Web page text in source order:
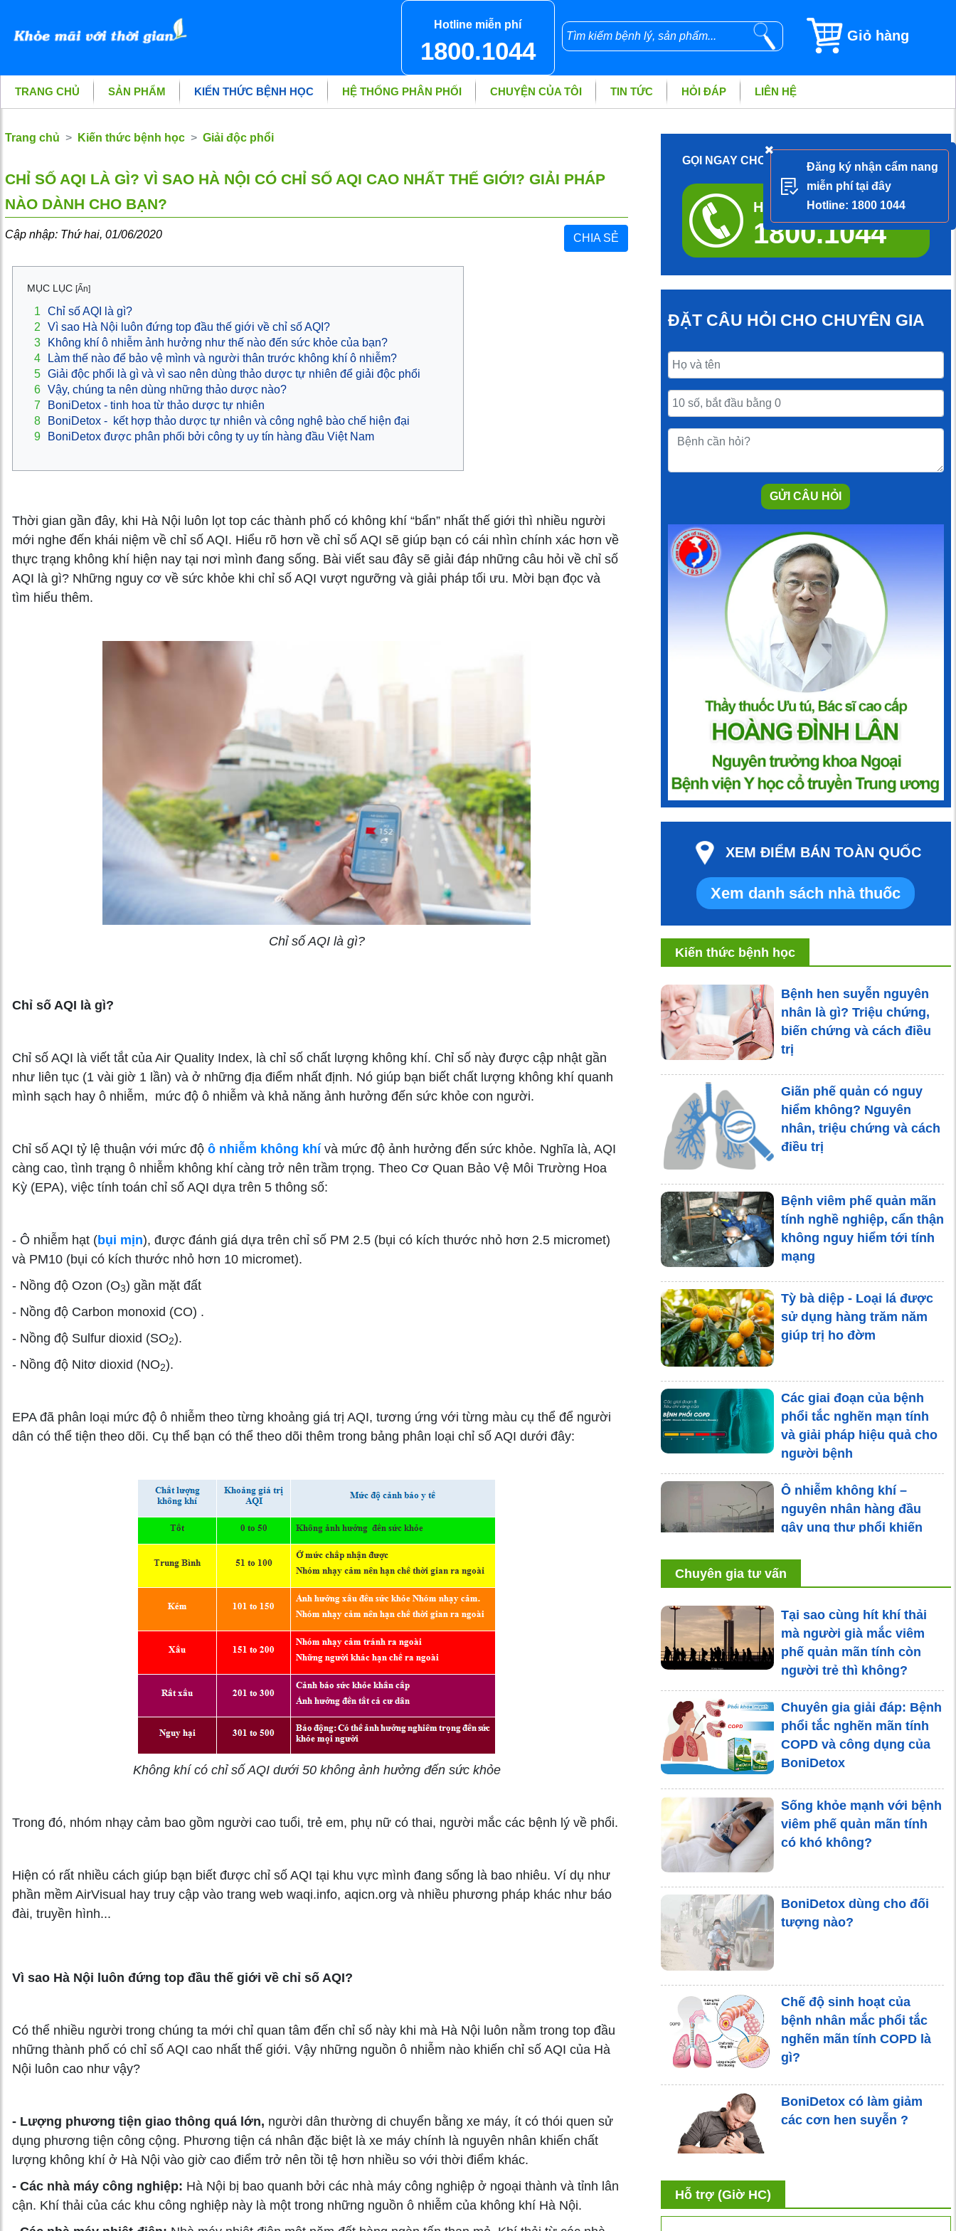
Hotline miễn phí
1800.1044
Giỏ hàng
TRANG CHỦ SẢN PHẨM KIẾN THỨC BỆNH HỌC HỆ THỐNG PHÂN PHỐI CHUYỆN CỦA TÔI TIN TỨC HỎI ĐÁP LIÊN HỆ
Trang chủ Kiến thức bệnh học Giải độc phổi
CHỈ SỐ AQI LÀ GÌ? VÌ SAO HÀ NỘI CÓ CHỈ SỐ AQI CAO NHẤT THẾ GIỚI? GIẢI PHÁP
NÀO DÀNH CHO BẠN?
Cập nhập: Thứ hai, 01/06/2020 CHIA SẺ
MỤC LỤC [Ẩn]
1
Chỉ số AQI là gì?
2
Vì sao Hà Nội luôn đứng top đầu thế giới về chỉ số AQI?
3
Không khí ô nhiễm ảnh hưởng như thế nào đến sức khỏe của bạn?
4
Làm thế nào để bảo vệ mình và người thân trước không khí ô nhiễm?
5 Giải độc phổi là gì và vì sao nên dùng thảo dược tự nhiên để giải độc phổi
6 Vậy, chúng ta nên dùng những thảo dược nào?
7
BoniDetox - tinh hoa từ thảo dược tự nhiên
8
BoniDetox - kết hợp thảo dược tự nhiên và công nghệ bào chế hiện đại
9
BoniDetox được phân phối bởi công ty uy tín hàng đầu Việt Nam
Thời gian gần đây, khi Hà Nội luôn lọt top các thành phố có không khí “bẩn” nhất thế giới thì nhiều người
mới nghe đến khái niệm về chỉ số AQI. Hiểu rõ hơn về chỉ số AQI sẽ giúp bạn có cái nhìn chính xác hơn về
thực trạng không khí hiện nay tại nơi mình đang sống. Bài viết sau đây sẽ giải đáp những câu hỏi về chỉ số
AQI là gì? Những nguy cơ về sức khỏe khi chỉ số AQI vượt ngưỡng và giải pháp tối ưu. Mời bạn đọc và
tìm hiểu thêm.
Chỉ số AQI là gì?
Chỉ số AQI là gì?
Chỉ số AQI là viết tắt của Air Quality Index, là chỉ số chất lượng không khí. Chỉ số này được cập nhật gần
như liên tục (1 vài giờ 1 lần) và ở những địa điểm nhất định. Nó giúp bạn biết chất lượng không khí quanh
mình sạch hay ô nhiễm, mức độ ô nhiễm và khả năng ảnh hưởng đến sức khỏe con người.
Chỉ số AQI tỷ lệ thuận với mức độ ô nhiễm không khívà mức độ ảnh hưởng đến sức khỏe. Nghĩa là, AQI
càng cao, tình trạng ô nhiễm không khí càng trở nên trầm trọng. Theo Cơ Quan Bảo Vệ Môi Trường Hoa
Kỳ (EPA), việc tính toán chỉ số AQI dựa trên 5 thông số:
- Ô nhiễm hạt (bụi mịn), được đánh giá dựa trên chỉ số PM 2.5 (bụi có kích thước nhỏ hơn 2.5 micromet)
và PM10 (bụi có kích thước nhỏ hơn 10 micromet).
- Nồng độ Ozon (O3) gần mặt đất
- Nồng độ Carbon monoxid (CO) .
- Nồng độ Sulfur dioxid (SO2).
- Nồng độ Nitơ dioxid (NO2).
EPA đã phân loại mức độ ô nhiễm theo từng khoảng giá trị AQI, tương ứng với từng màu cụ thể để người
dân có thể tiện theo dõi. Cụ thể bạn có thể theo dõi thêm trong bảng phân loại chỉ số AQI dưới đây:
Không khí có chỉ số AQI dưới 50 không ảnh hưởng đến sức khỏe
Trong đó, nhóm nhạy cảm bao gồm người cao tuổi, trẻ em, phụ nữ có thai, người mắc các bệnh lý về phổi.
Hiện có rất nhiều cách giúp bạn biết được chỉ số AQI tại khu vực mình đang sống là bao nhiêu. Ví dụ như
phần mềm AirVisual hay truy cập vào trang web waqi.info, aqicn.org và nhiều phương pháp khác như báo
đài, truyền hình...
Vì sao Hà Nội luôn đứng top đầu thế giới về chỉ số AQI?
Có thể nhiều người trong chúng ta mới chỉ quan tâm đến chỉ số này khi mà Hà Nội luôn nằm trong top đầu
những thành phố có chỉ số AQI cao nhất thế giới. Vậy những nguồn ô nhiễm nào khiến chỉ số AQI của Hà
Nội luôn cao như vậy?
- Lượng phương tiện giao thông quá lớn, người dân thường di chuyển bằng xe máy, ít có thói quen sử
dụng phương tiện công cộng. Phương tiện cá nhân đặc biệt là xe máy chính là nguyên nhân khiến chất
lượng không khí ở Hà Nội vào giờ cao điểm trở nên tồi tệ hơn nhiều so với thời điểm khác.
- Các nhà máy công nghiệp: Hà Nội bị bao quanh bởi các nhà máy công nghiệp ở ngoại thành và tỉnh lân
cận. Khí thải của các khu công nghiệp này là một trong những nguồn ô nhiễm của không khí Hà Nội.
GỌI NGAY CHO DƯỢC SĨ ĐỂ ĐƯỢC TƯ VẤN
Hotline tư vấn miễn phí
1800.1044
ĐẶT CÂU HỎI CHO CHUYÊN GIA
GỬI CÂU HỎI
XEM ĐIỂM BÁN TOÀN QUỐC
Xem danh sách nhà thuốc
Kiến thức bệnh học
Bệnh hen suyễn nguyên
nhân là gì? Triệu chứng,
biến chứng và cách điều
trị
Giãn phế quản có nguy
hiểm không? Nguyên
nhân, triệu chứng và cách
điều trị
Bệnh viêm phế quản mãn
tính nghề nghiệp, cẩn thận
không nguy hiểm tới tính
mạng
Tỳ bà diệp - Loại lá được
sử dụng hàng trăm năm
giúp trị ho đờm
Các giai đoạn của bệnh
phổi tắc nghẽn mạn tính
và giải pháp hiệu quả cho
người bệnh
Ô nhiễm không khí –
nguyên nhân hàng đầu
gây ung thư phổi khiến
Bệnh lý nào là nguyên
7 sai lầm thường gặp
trong cách chữa bệnh hen
suyễn tại nhà
không nhỏ và tế bào nhỏ
là gì?
trồng ngay từ bây giờ
Mỹ giúp phòng ngừa nguy
cơ lao tái phát
có thể mang thai an toàn
không?
giảm ho ban đêm cho
Chuyên gia tư vấn
Tại sao cùng hít khí thải
mà người già mắc viêm
phế quản mãn tính còn
người trẻ thì không?
Chuyên gia giải đáp: Bệnh
phổi tắc nghẽn mãn tính
COPD và công dụng của
BoniDetox
Sống khỏe mạnh với bệnh
viêm phế quản mãn tính
có khó không?
BoniDetox dùng cho đối
tượng nào?
Chế độ sinh hoạt của
bệnh nhân mắc phổi tắc
nghẽn mãn tính COPD là
gì?
BoniDetox có làm giảm
các cơn hen suyễn ?
BoniDetox ở đâu? Có sợ
Hỗ trợ (Giờ HC)
Đăng ký nhận cẩm nang
miễn phí tại đây
Hotline: 1800 1044